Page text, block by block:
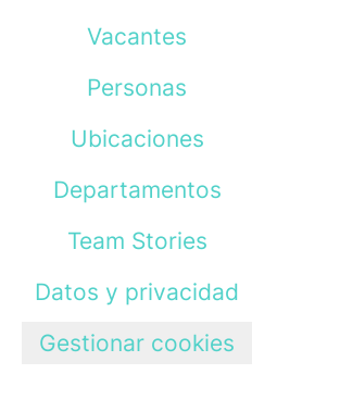
Vacantes
Personas
Ubicaciones
Departamentos
Team Stories
Datos y privacidad
Gestionar cookies